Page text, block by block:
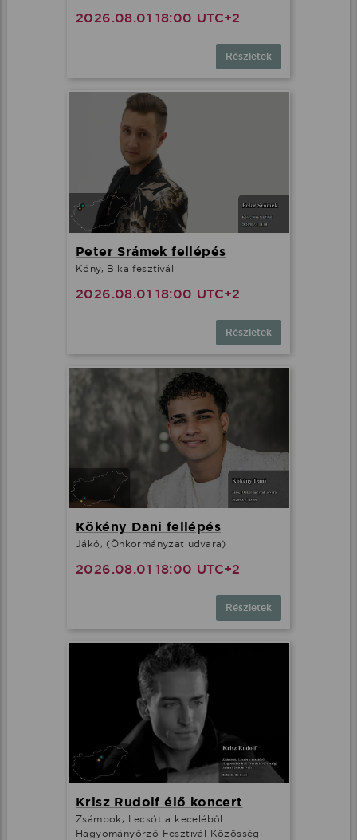
2026.08.01 18:00 UTC+2
Részletek
Peter Srámek fellépés
Kóny, Bika fesztivál
2026.08.01 18:00 UTC+2
Részletek
Kökény Dani fellépés
Jákó, (Önkormányzat udvara)
2026.08.01 18:00 UTC+2
Részletek
Krisz Rudolf élő koncert
Zsámbok, Lecsót a keceléből
Hagyományőrző Fesztivál Közösségi